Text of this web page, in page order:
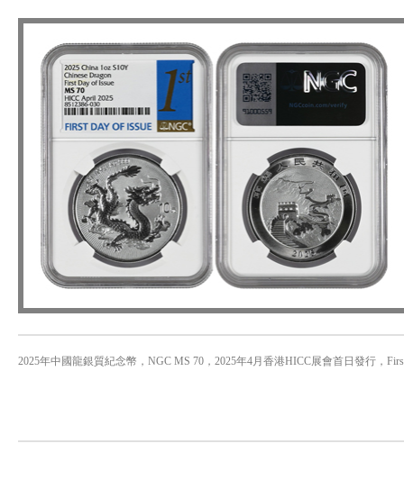
2025年中國龍銀質紀念幣，NGC MS 70，2025年4月香港HICC展會首日發行，